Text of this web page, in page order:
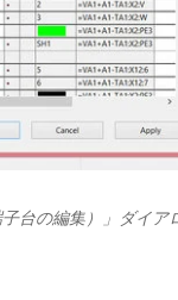
の編集）」ダイア